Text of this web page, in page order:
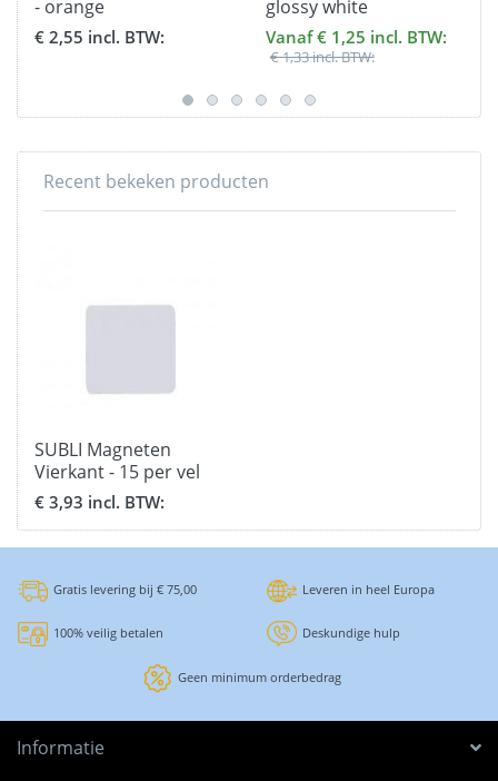
- orange
€ 2,55 incl. BTW:
glossy white
Vanaf € 1,25 incl. BTW:
€ 1,33 incl. BTW:
Recent bekeken producten
SUBLI Magneten
Vierkant - 15 per vel
€ 3,93 incl. BTW:
Gratis levering bij € 75,00 Leveren in heel Europa
100% veilig betalen Deskundige hulp
Geen minimum orderbedrag
Informatie